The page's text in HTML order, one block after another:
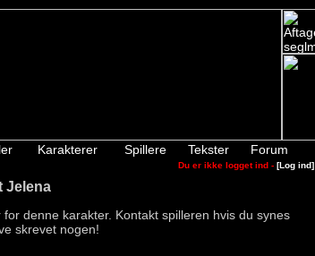
Karakterer Spillere Tekster Forum
Du er ikke logget ind - [Log ind]
Jelena
for denne karakter. Kontakt spilleren hvis du synes
skrevet nogen!